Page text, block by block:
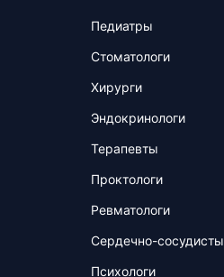
Педиатры
Стоматологи
Хирурги
Эндокринологи
Терапевты
Проктологи
Ревматологи
Сердечно-
Психологи